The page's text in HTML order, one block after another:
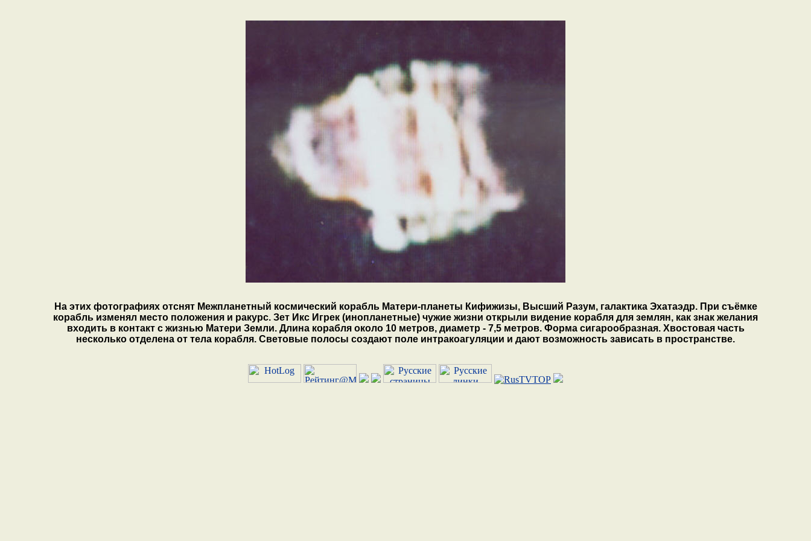
На этих фотографиях отснят Межпланетный космический корабль Матери-планеты Кифижизы, Высший Разум, галактика Эхатаэдр. При съёмке
корабль изменял место положения и ракурс. Зет Икс Игрек (инопланетные) чужие жизни открыли видение корабля для землян, как знак желания
входить в контакт с жизнью Матери Земли. Длина корабля около 10 метров, диаметр - 7,5 метров. Форма сигарообразная. Хвостовая часть
несколько отделена от тела корабля. Световые полосы создают поле интракоагуляции и дают возможность зависать в пространстве.